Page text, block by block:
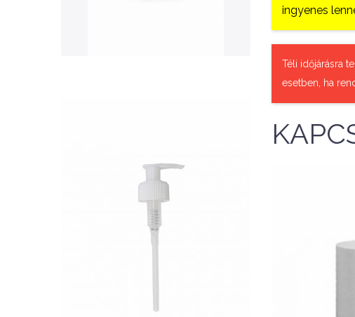
Nettó ár: 327 Ft
AquaLine folyékony táp
ingyenes
Téli időjárásra
esetben, ha